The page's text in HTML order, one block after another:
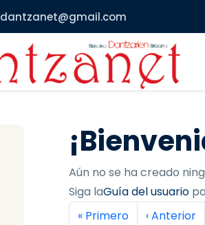
dantzanet@gmail.com
Aún no se ha creado
Siga laGuía del usuario
Paginación
Primera página
« Primero Página
‹ Anterior